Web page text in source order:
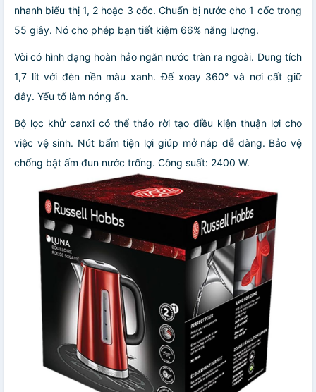
nhanh biểu thị 1, 2 hoặc 3 cốc. Chuẩn bị nước cho 1 cốc trong
55 giây. Nó cho phép bạn tiết kiệm 66% năng lượng.
Vòi có hình dạng hoàn hảo ngăn nước tràn ra ngoài. Dung tích
1,7 lít với đèn nền màu xanh. Đế xoay 360° và nơi cất giữ
dây. Yếu tố làm nóng ẩn.
Bộ lọc khử canxi có thể tháo rời tạo điều kiện thuận lợi cho
việc vệ sinh. Nút bấm tiện lợi giúp mở nắp dễ dàng. Bảo vệ
chống bật ấm đun nước trống. Công suất: 2400 W.